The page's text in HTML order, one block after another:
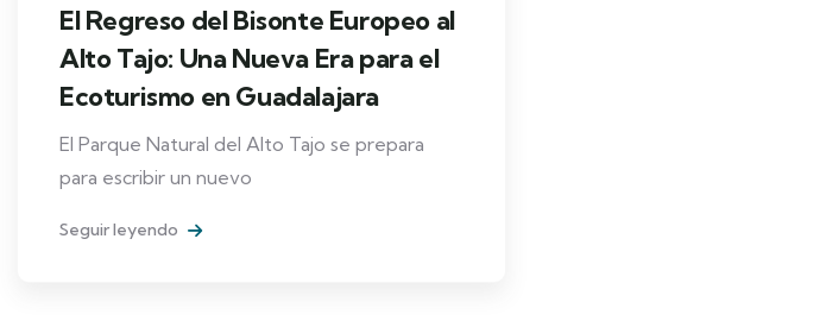
El Regreso del Bisonte Europeo al
Alto Tajo: Una Nueva Era para el
Ecoturismo en Guadalajara
El Parque Natural del Alto Tajo se prepara
para escribir un nuevo
Seguir leyendo